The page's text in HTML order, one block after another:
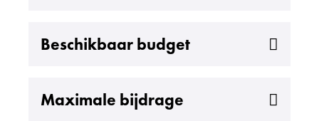
Beschikbaar budget
Uitklappen
Maximale bijdrage
Uitklappen